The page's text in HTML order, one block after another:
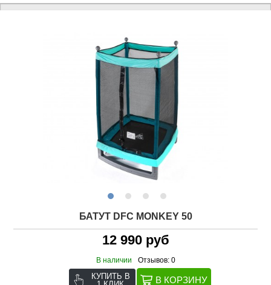
БАТУТ DFC MONKEY 50
12 990 руб
В наличии Отзывов: 0
КУПИТЬ В